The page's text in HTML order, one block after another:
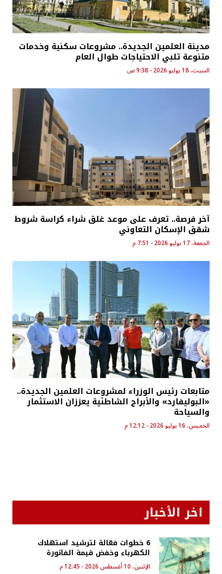
مدينة العلمين الجديدة.. مشروعات سكنية وخدمات
متنوعة تلبي الاحتياجات طوال العام
السبت، 18 يوليو 2026 - 9:38 ص
آخر فرصة.. تعرف على موعد غلق شراء كراسة شروط
شقق الإسكان التعاوني
الجمعة، 17 يوليو 2026 - 7:51 م
متابعات رئيس الوزراء لمشروعات العلمين الجديدة..
«البوليفارد» والأبراج الشاطئية يعززان الاستثمار
والسياحة
الخميس، 16 يوليو 2026 - 12:12 م
اخر الأخبار
6 خطوات فعّالة لترشيد استهلاك
الكهرباء وخفض قيمة الفاتورة
الإثنين، 10 أغسطس 2026 - 12:45 م